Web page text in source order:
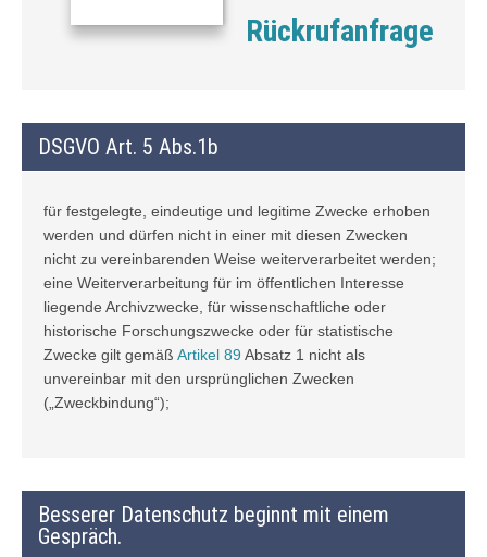
Rückrufanfrage
DSGVO Art. 5 Abs.1b
für festgelegte, eindeutige und legitime Zwecke erhoben
werden und dürfen nicht in einer mit diesen Zwecken
nicht zu vereinbarenden Weise weiterverarbeitet werden;
eine Weiterverarbeitung für im öffentlichen Interesse
liegende Archivzwecke, für wissenschaftliche oder
historische Forschungszwecke oder für statistische
Zwecke gilt gemäß Artikel 89 Absatz 1 nicht als
unvereinbar mit den ursprünglichen Zwecken
(„Zweckbindung“);
Besserer Datenschutz beginnt mit einem
Gespräch.